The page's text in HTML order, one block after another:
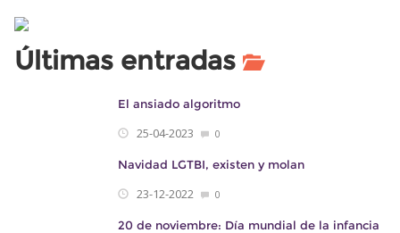
Últimas entradas
El ansiado algoritmo
25-04-2023 0
Navidad LGTBI, existen y molan
23-12-2022 0
20 de noviembre: Día mundial de la infancia